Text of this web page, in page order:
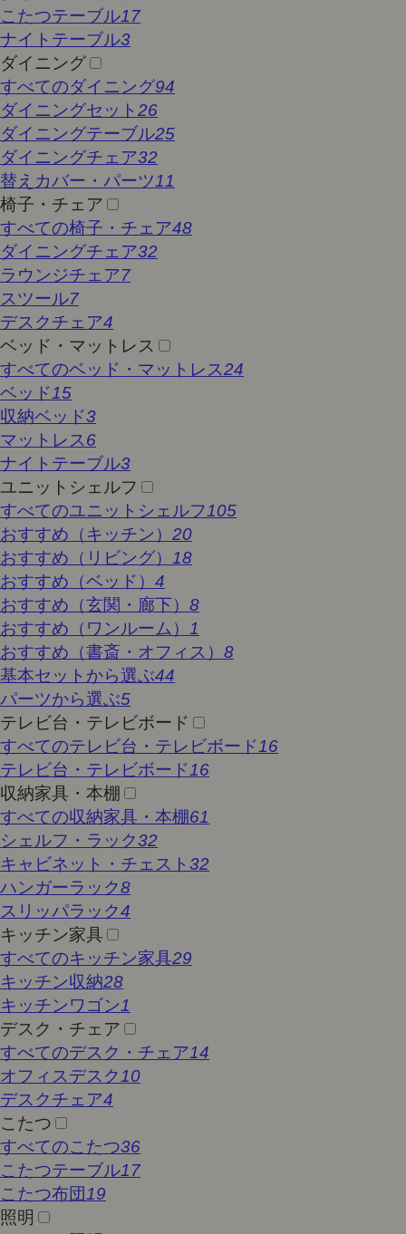
こたつテーブル17
ナイトテーブル3
ダイニング
すべてのダイニング94
ダイニングセット 26
ダイニングテーブル25
ダイニングチェア32
替えカバー・パーツ11
椅子・チェア
すべての椅子・チェア48
ダイニングチェア32
ラウンジチェア7
スツール7
デスクチェア4
ベッド・マットレス
すべてのベッド・マットレス24
ベッド15
収納ベッド3
マットレス6
ナイトテーブル3
ユニットシェルフ
すべてのユニットシェルフ105
おすすめ（キッチン） 20
おすすめ（リビング） 18
おすすめ（ベッド） 4
おすすめ（玄関・廊下） 8
おすすめ（ワンルーム） 1
おすすめ（書斎・オフィス） 8
基本セットから選ぶ44
パーツから選ぶ5
テレビ台・テレビボード
すべてのテレビ台・テレビボード16
テレビ台・テレビボード16
収納家具・本棚
すべての収納家具・本棚61
シェルフ・ラック32
キャビネット・チェスト 32
ハンガーラック8
スリッパラック4
キッチン家具
すべてのキッチン家具29
キッチン収納28
キッチンワゴン1
デスク・チェア
すべてのデスク・チェア14
オフィスデスク10
デスクチェア4
こたつ
すべてのこたつ36
こたつテーブル17
こたつ布団19
照明